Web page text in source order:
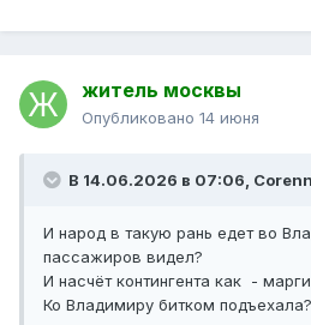
житель москвы
Опубликовано 14 июня
В 14.06.2026 в 07:06,
И народ в такую рань едет во
пассажиров видел?
И насчёт контингента как -
Ко Владимиру битком